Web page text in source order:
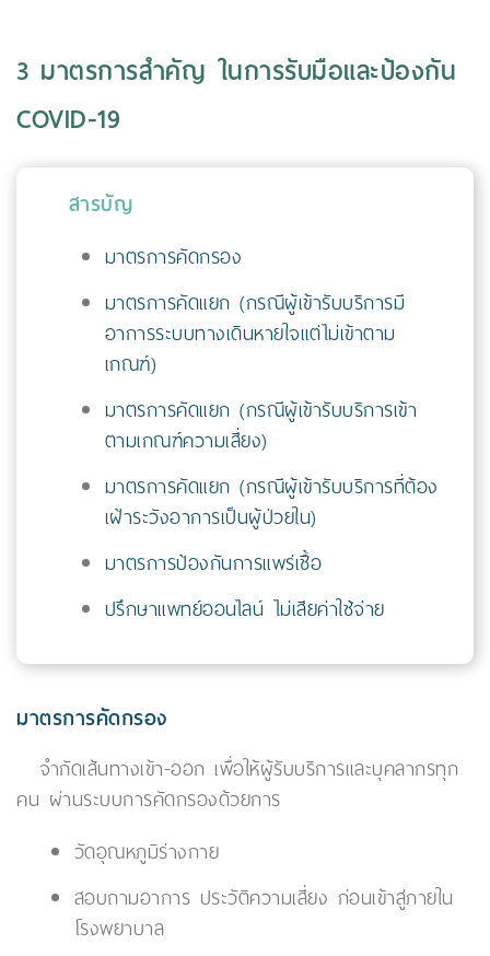
3 มาตรการสำคัญ ในการรับมือและป้องกัน
COVID-19
สารบัญ
มาตรการคัดกรอง
มาตรการคัดแยก (กรณีผู้เข้ารับบริการมี
อาการระบบทางเดินหายใจแต่ไม่เข้าตาม
เกณฑ์)
มาตรการคัดแยก (กรณีผู้เข้ารับบริการเข้า
ตามเกณฑ์ความเสี่ยง)
มาตรการคัดแยก (กรณีผู้เข้ารับบริการที่ต้อง
เฝ้าระวังอาการเป็นผู้ป่วยใน)
มาตรการป้องกันการแพร่เชื้อ
ปรึกษาแพทย์ออนไลน์ ไม่เสียค่าใช้จ่าย
มาตรการคัดกรอง
จำกัดเส้นทางเข้า-ออก เพื่อให้ผู้รับบริการและบุคลากรทุก
คน ผ่านระบบการคัดกรองด้วยการ
วัดอุณหภูมิร่างกาย
สอบถามอาการ ประวัติความเสี่ยง ก่อนเข้าสู่ภายใน
โรงพยาบาล